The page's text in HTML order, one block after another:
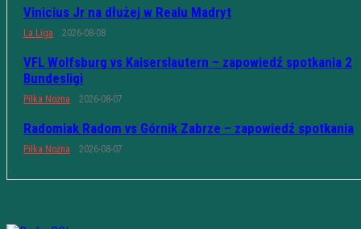
Vinicius Jr na dłużej w Realu Madryt
La Liga 2026-08-08
VFL Wolfsburg vs Kaiserslautern – zapowiedź spotkania 2
Bundesligi
Piłka Nożna 2026-08-07
Radomiak Radom vs Górnik Zabrze – zapowiedź spotkania
Piłka Nożna 2026-08-07